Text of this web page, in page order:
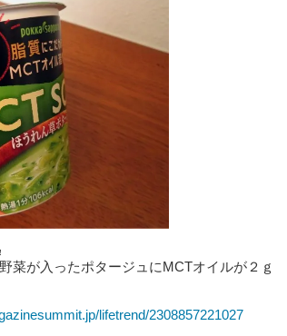
菜が入ったポタージュにMCTオイルが２ｇ
lifetrend/2308857221027